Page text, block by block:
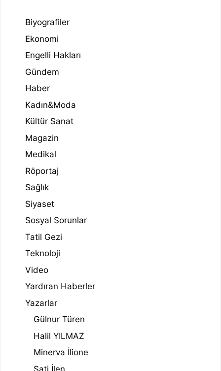
Biyografiler
Ekonomi
Engelli Hakları
Gündem
Haber
Kadın&Moda
Kültür Sanat
Magazin
Medikal
Röportaj
Sağlık
Siyaset
Sosyal Sorunlar
Tatil Gezi
Teknoloji
Video
Yardıran Haberler
Yazarlar
Gülnur Türen
Halil YILMAZ
Minerva İlione
Sati İlen